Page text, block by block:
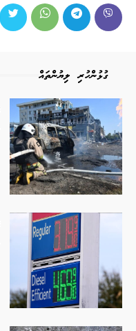
ގުޅުންހުރި ލިޔުންތައް